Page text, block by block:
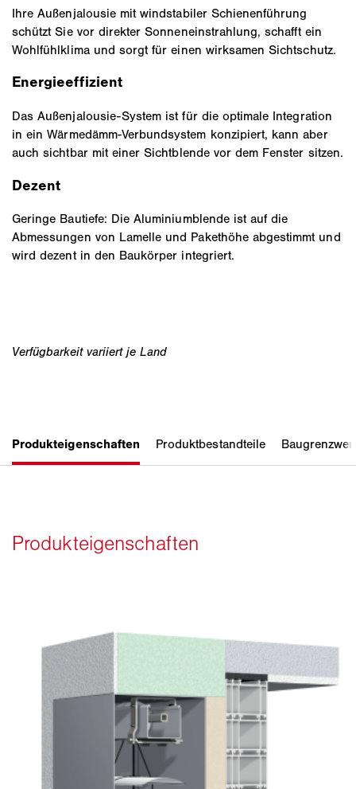
Ihre Außenjalousie mit windstabiler Schienenführung
schützt Sie vor direkter Sonneneinstrahlung, schafft ein
Wohlfühlklima und sorgt für einen wirksamen Sichtschutz.
Energieeffizient
Das Außenjalousie-System ist für die optimale Integration
in ein Wärmedämm-Verbundsystem konzipiert, kann aber
auch sichtbar mit einer Sichtblende vor dem Fenster sitzen.
Dezent
Geringe Bautiefe: Die Aluminiumblende ist auf die
Abmessungen von Lamelle und Pakethöhe abgestimmt und
wird dezent in den Baukörper integriert.